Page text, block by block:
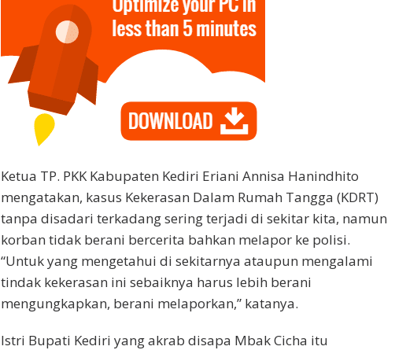
Ketua TP. PKK Kabupaten Kediri Eriani Annisa Hanindhito
mengatakan, kasus Kekerasan Dalam Rumah Tangga (KDRT)
tanpa disadari terkadang sering terjadi di sekitar kita, namun
korban tidak berani bercerita bahkan melapor ke polisi.
“Untuk yang mengetahui di sekitarnya ataupun mengalami
tindak kekerasan ini sebaiknya harus lebih berani
mengungkapkan, berani melaporkan,” katanya.
Istri Bupati Kediri yang akrab disapa Mbak Cicha itu